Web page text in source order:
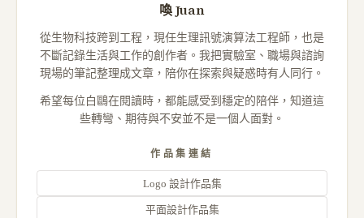
喚 Juan
從生物科技跨到工程，現任生理訊號演算法工程師，也是
不斷記錄生活與工作的創作者。我把實驗室、職場與諮詢
現場的筆記整理成文章，陪你在探索與疑惑時有人同行。
希望每位白鷗在閱讀時，都能感受到穩定的陪伴，知道這
些轉彎、期待與不安並不是一個人面對。
作品集連結
Logo 設計作品集
平面設計作品集